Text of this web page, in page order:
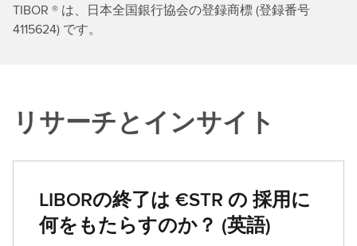
TIBOR ® は、日本全国銀行協会の登録商標 (登録番号
4115624) です。
リサーチとインサイト
LIBORの終了は €STR の 採用に
何をもたらすのか？ (英語)